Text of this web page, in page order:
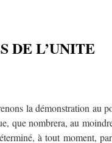
DE L’UNITE
la démonstration au
que nombrera, au
à tout moment,